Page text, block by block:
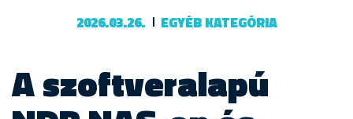
2026.03.26. EGYÉB KATEGÓRIA
A szoftveralapú